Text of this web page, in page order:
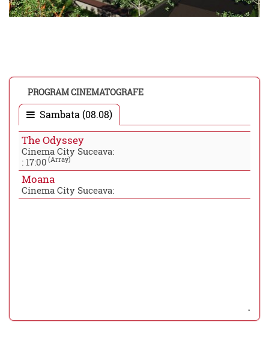
PROGRAM CINEMATOGRAFE
Sambata (08.08)
The Odyssey
Cinema City Suceava:
: 17:00 (Array)
Moana
Cinema City Suceava: